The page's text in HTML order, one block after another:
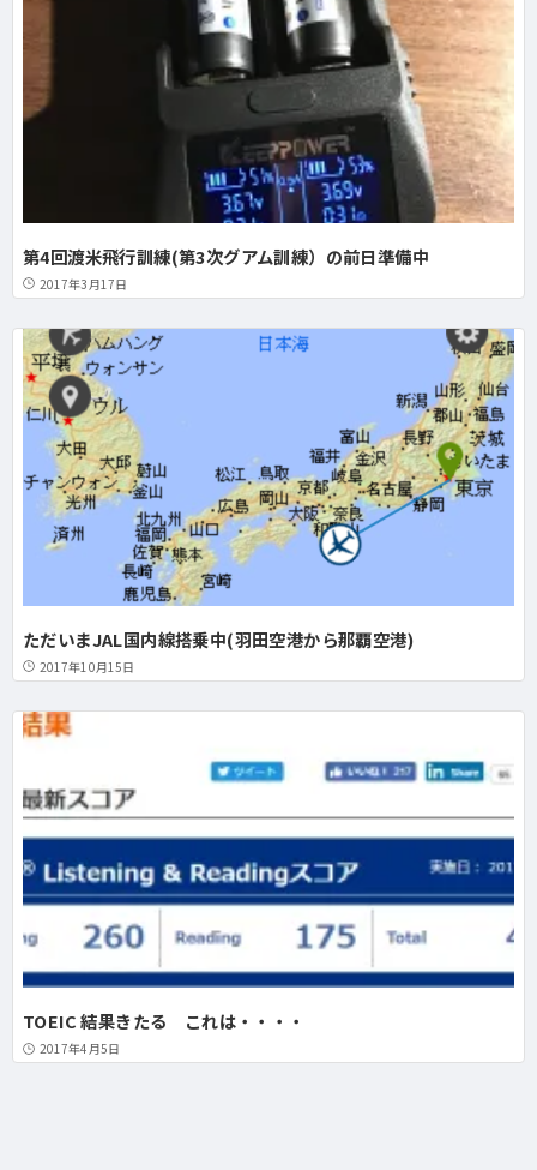
第4回渡米飛行訓練(第3次グアム訓練）の前日準備中
2017年3月17日
ただいまJAL国内線搭乗中(羽田空港から那覇空港)
2017年10月15日
TOEIC 結果きたる これは・・・・
2017年4月5日